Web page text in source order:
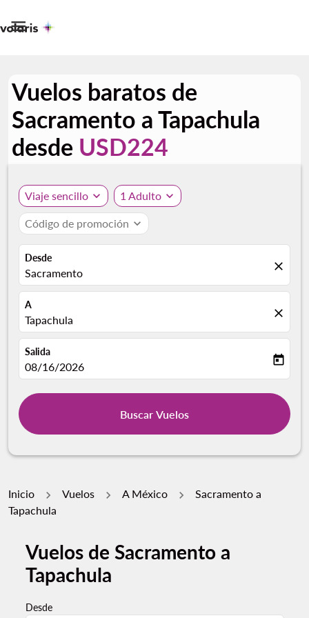

Vuelos baratos de
Sacramento a Tapachula
desde USD224
Viaje sencillo expand_more 1 Adulto expand_more
Código de promoción expand_more
Desde
Sacramento close
A
Tapachula close
Salida
fc-booking-departure-date-aria-label
08/16/2026 today
Buscar Vuelos
Inicio Vuelos A México
Sacramento a
Tapachula
Vuelos de Sacramento a
Tapachula
Desde